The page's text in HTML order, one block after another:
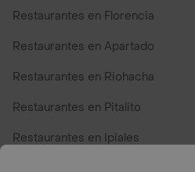
Restaurantes en Florencia
Restaurantes en Apartado
Restaurantes en Riohacha
Restaurantes en Pitalito
Restaurantes en Ipiales